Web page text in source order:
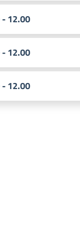
12.00
12.00
12.00